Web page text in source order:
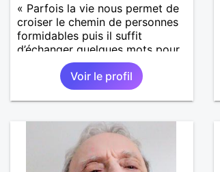
« Parfois la vie nous permet de
croiser le chemin de personnes
formidables puis il suffit
d’échanger quelques mots pour
comprendre qu’elles deviennent
importantes et pour le reste de
notre vie. »
Voir le profil